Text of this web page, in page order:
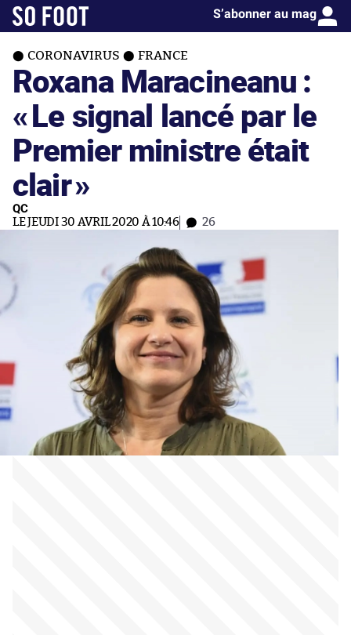
S’abonner au mag
CORONAVIRUS FRANCE
Roxana Maracineanu :
«Le signal lancé par le
Premier ministre était
clair»
QC
LE JEUDI 30 AVRIL 2020 À 10:46 26